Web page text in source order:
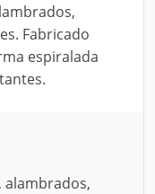
Fabricado
espiralada
alambrados,